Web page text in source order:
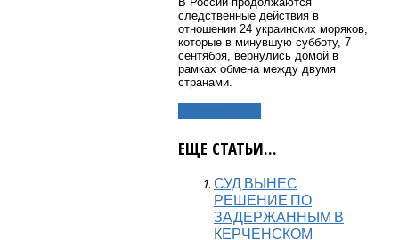
следственные действия в
отношении 24 украинских моряков,
которые в минувшую субботу, 7
сентября, вернулись домой в
рамках обмена между двумя
странами.
ЕЩЕ СТАТЬИ...
СУД ВЫНЕС
РЕШЕНИЕ ПО
ЗАДЕРЖАННЫМ В
КЕРЧЕНСКОМ